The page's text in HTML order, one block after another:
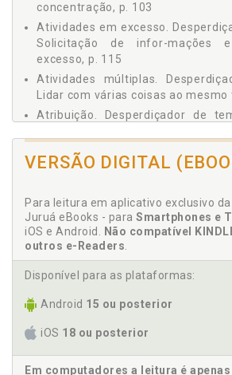
Atividades em Excesso, p. 115
Desperdiçador de Tempo 19 -
p. 117
Desperdiçador de Tempo 20 -
Inadequadas, p. 123
Desperdiçador de Tempo 21 - Burocracia
Desperdiçador de Tempo 22 -
Excesso e sem Critérios, p. 131
Desperdiçador de Tempo 23 -
Pessoal, p. 135
Desperdiçador de Tempo 24 - Reuniões
Desperdiçador de Tempo 25 - Falta de
Diretrizes, Atribuições, Normas e
Desperdiçador de Tempo 26 - Falta de
REFERÊNCIAS, p. 155
concentração, p. 103
Atividades em excesso.
Solicitação de infor-mações
excesso, p. 115
Atividades múltiplas.
Lidar com várias coisas ao mesmo
Atribuição. Desperdiçador de
Autodisciplina.
43
B
Burocracia excessiva.
127
C
Comunicação.
VERSÃO DIGITAL
Para leitura em aplicativo exclusivo
Juruá eBooks - para Smartphones e
iOS e Android. Não compatível
outros e-Readers.
Disponível para as plataformas:
Android 15 ou posterior
iOS 18 ou posterior
Em computadores a leitura é